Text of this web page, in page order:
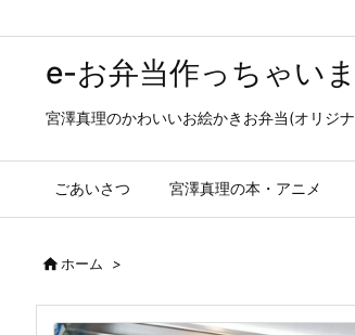
e-お弁当作っちゃい
宮澤真理のかわいいお絵かきお弁当(オリジ
ごあいさつ 宮澤真理の本・アニメ
ホーム >